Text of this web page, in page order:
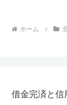
ホーム
借金完済と信